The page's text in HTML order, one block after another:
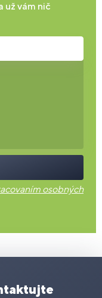
už vám nič
osobných